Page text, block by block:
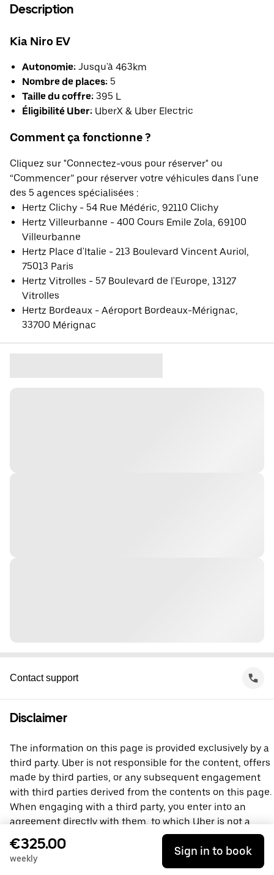
Description
Kia Niro EV
Autonomie: Jusqu'à 463km
Nombre de places: 5
Taille du coffre: 395 L
Éligibilité Uber: UberX & Uber Electric
Comment ça fonctionne ?
Cliquez sur "Connectez-vous pour réserver" ou
“Commencer” pour réserver votre véhicules dans l'une
des 5 agences spécialisées :
Hertz Clichy - 54 Rue Médéric, 92110 Clichy
Hertz Villeurbanne - 400 Cours Emile Zola, 69100
Villeurbanne
Hertz Place d'Italie - 213 Boulevard Vincent Auriol,
75013 Paris
Hertz Vitrolles - 57 Boulevard de l'Europe, 13127
Vitrolles
Hertz Bordeaux - Aéroport Bordeaux-Mérignac,
33700 Mérignac
Contact support
Disclaimer
The information on this page is provided exclusively by a
third party. Uber is not responsible for the content, offers
made by third parties, or any subsequent engagement
with third parties derived from the contents on this page.
When engaging with a third party, you enter into an
agreement directly with them, to which Uber is not a
party. For questions, please contact the third party
directly.
€325.00
weekly
Sign in to book